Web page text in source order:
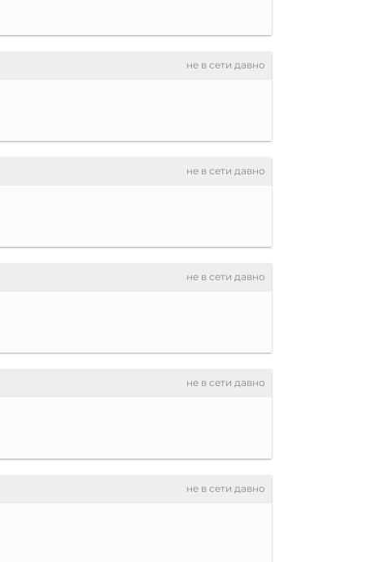
не в сети давно
не в сети давно
не в сети давно
не в сети давно
не в сети давно